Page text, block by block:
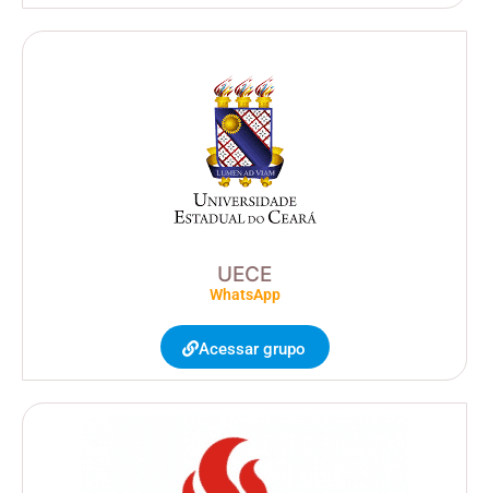
UECE
WhatsApp
Acessar grupo